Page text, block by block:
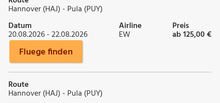
Hannover (HAJ) - Pula (PUY)
Datum
20.08.2026 - 22.08.2026
Airline
EW
Preis
ab 125,00 €
Fluege finden
Route
Hannover (HAJ) - Pula (PUY)